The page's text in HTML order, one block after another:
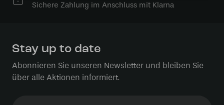
Sichere Zahlung im Anschluss mit Klarna
Stay up to date
Abonnieren Sie unseren Newsletter und bleiben Sie
über alle Aktionen informiert.